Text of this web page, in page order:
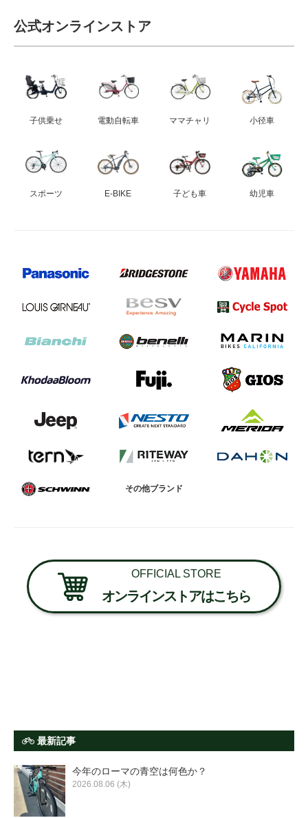
公式オンラインストア
子供乗せ 電動自転車 ママチャリ 小径車
スポーツ E-BIKE 子ども車 幼児車
その他ブランド
OFFICIAL STORE
オンラインストアはこちら
最新記事
今年のローマの青空は何色か？
2026.08.06 (木)